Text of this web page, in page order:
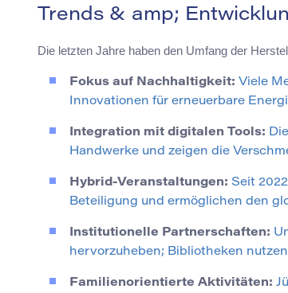
Trends & amp;
Die letzten Jahre haben den Umfang der
Fokus auf Nachhaltigkeit: Viele
Innovationen für erneuerbare
Integration mit digitalen Tools:
Handwerke und zeigen die
Hybrid-Veranstaltungen: Seit
Beteiligung und ermöglichen den
Institutionelle Partnerschaften:
hervorzuheben; Bibliotheken
Familienorientierte Aktivitäten: